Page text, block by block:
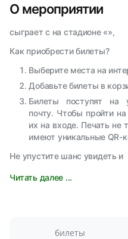
О мероприятии
сыграет с на стадионе «»,
Как приобрести билеты?
Выберите места на
Добавьте билеты в
Билеты поступят на
почту. Чтобы пройти
их на входе. Печать не
имеют уникальные
Не упустите шанс увидеть и
Читать далее ...
билеты